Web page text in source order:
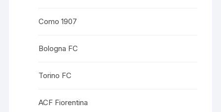
Como 1907
Bologna FC
Torino FC
ACF Fiorentina